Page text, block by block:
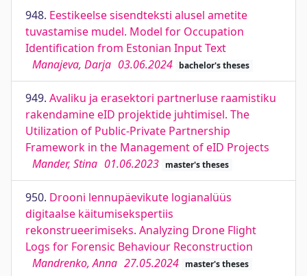
948. Eestikeelse sisendteksti alusel ametite
tuvastamise mudel. Model for Occupation
Identification from Estonian Input Text
Manajeva, Darja 03.06.2024 bachelor's theses
949. Avaliku ja erasektori partnerluse raamistiku
rakendamine eID projektide juhtimisel. The
Utilization of Public-Private Partnership
Framework in the Management of eID Projects
Mander, Stina 01.06.2023 master's theses
950. Drooni lennupäevikute logianalüüs
digitaalse käitumisekspertiis
rekonstrueerimiseks. Analyzing Drone Flight
Logs for Forensic Behaviour Reconstruction
Mandrenko, Anna 27.05.2024 master's theses